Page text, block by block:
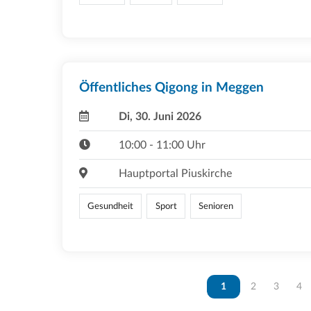
Öffentliches Qigong in Meggen
Di, 30. Juni 2026
10:00 - 11:00 Uhr
Hauptportal Piuskirche
Gesundheit Sport Senioren
Vous êtes sur la page
1 Vous êtes sur
2 Vous
3 4